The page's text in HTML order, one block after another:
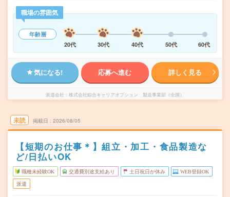
職場の雰囲気
年齢層
20代
30代 40代 50代 60代
気になる! 応募へ進む 詳しく見る
派遣会社 株式会社綜合キャリアオプション 製造事業部（全国）
未読 掲載日 2026/08/05
【短期のお仕事＊】組立・加工・食品製造な
ど/日払いOK
職種未経験OK 交通費別途支給あり 土日祝日が休み WEB登録OK
派遣